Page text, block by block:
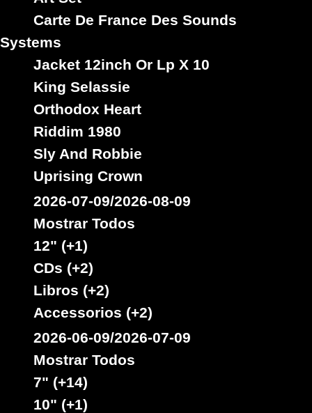
Carte De France Des Sounds
Systems
Jacket 12inch Or Lp X 10
King Selassie
Orthodox Heart
Riddim 1980
Sly And Robbie
Uprising Crown
2026-07-09/2026-08-09
Mostrar Todos
12" (+1)
CDs (+2)
Libros (+2)
Accessorios (+2)
2026-06-09/2026-07-09
Mostrar Todos
7" (+14)
10" (+1)
Titulo : King Solomon World
Reggae Hit
06488
Sello :
Artista :
Titulo : Praise God
Estilo : Reggae Hit
02008